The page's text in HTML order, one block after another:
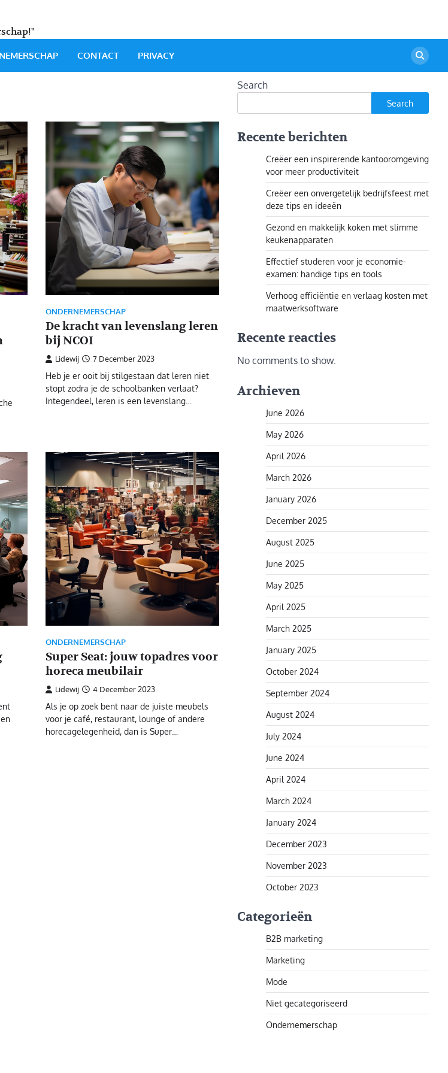
CONTACT PRIVACY
ONDERNEMERSCHAP
De kracht van levenslang leren
bij NCOI
Lidewij 7 December 2023
Heb je er ooit bij stilgestaan dat leren niet
stopt zodra je de schoolbanken verlaat?
Integendeel, leren is een levenslang…
ONDERNEMERSCHAP
Super Seat: jouw topadres voor
horeca meubilair
Lidewij 4 December 2023
Als je op zoek bent naar de juiste meubels
voor je café, restaurant, lounge of andere
horecagelegenheid, dan is Super…
Search
Search
Recente berichten
Creëer een inspirerende kantooromgeving
voor meer productiviteit
Creëer een onvergetelijk bedrijfsfeest met
deze tips en ideeën
Gezond en makkelijk koken met slimme
keukenapparaten
Effectief studeren voor je economie-
examen: handige tips en tools
Verhoog efficiëntie en verlaag kosten met
maatwerksoftware
Recente reacties
No comments to show.
Archieven
June 2026
May 2026
April 2026
March 2026
January 2026
December 2025
August 2025
June 2025
May 2025
April 2025
March 2025
January 2025
October 2024
September 2024
August 2024
July 2024
June 2024
April 2024
March 2024
January 2024
December 2023
November 2023
October 2023
Categorieën
B2B marketing
Marketing
Mode
Niet gecategoriseerd
Ondernemerschap